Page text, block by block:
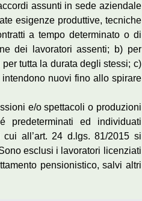
assunti in sede aziendale
esigenze produttive, tecniche
a tempo determinato o di
dei lavoratori assenti; b) per
tutta la durata degli stessi; c)
nuovi fino allo spirare
e/o spettacoli o produzioni
predeterminati ed individuati
all’art. 24 d.lgs. 81/2015 si
esclusi i lavoratori licenziati
pensionistico, salvi altri